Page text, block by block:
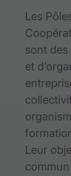
Les
sont des
et
Leur